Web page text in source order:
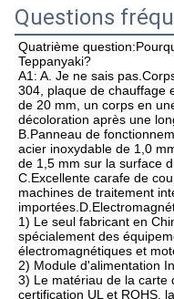
Questions
Quatrième question:
Teppanyaki?
A1: A. Je ne sais pas.
304, plaque de chauffage
de 20 mm, un corps en
décoloration après une
B.Panneau de
acier inoxydable de 1,0
de 1,5 mm sur la surface
C.Excellente carafe de
machines de traitement
1) Le seul fabricant en
spécialement des
électromagnétiques et
2) Module d'alimentation
3) Le matériau de la carte
certification UL et ROHS,